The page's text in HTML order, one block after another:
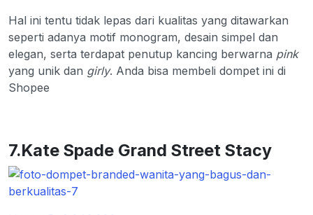
Hal ini tentu tidak lepas dari kualitas yang ditawarkan
seperti adanya motif monogram, desain simpel dan
elegan, serta terdapat penutup kancing berwarna pink
yang unik dan girly. Anda bisa membeli dompet ini di
Shopee
7.Kate Spade Grand Street Stacy